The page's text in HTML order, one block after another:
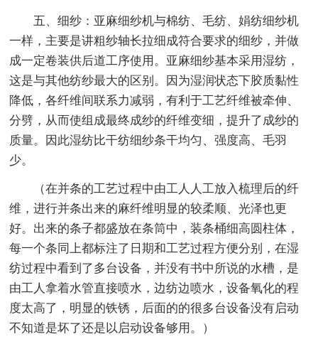
五、细纱：亚麻细纱机与棉纺、毛纺、娟纺细纱机
一样，主要是讲粗纱轴长拉细成符合要求的细纱，并做
成一定卷装供后道工序使用。亚麻细纱基本采用湿纺，
这是与其他纺纱最大的区别。因为湿润状态下胶质黏性
降低，各纤维间联系力减弱，有利于工艺纤维被牵伸、
分劈，从而使组成最终成纱的纤维变细，提升了成纱的
质量。因此湿纺比干纺细纱条干均匀、强度高、毛羽
少。
（在并条的工艺过程中由工人人工放入梳理后的纤
维，进行并条出来的麻纤维明显的较柔顺、光泽也更
好。出来的条子都盛放在条筒中，装条桶细高圆柱体，
每一个条同上都标注了日期和工艺过程方便分别，在湿
纺过程中看到了多台设备，并没有书中所说的水槽，是
由工人拿着水管直接喷水，边纺边喷水，设备氧化的程
度太高了，明显的铁锈，后面的的很多台设备没有启动
不知道是坏了还是以启动设备够用。）